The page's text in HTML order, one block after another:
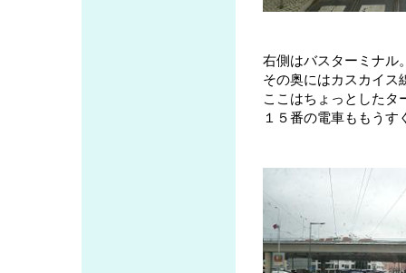
右側はバスターミナル
その奥にはカスカイス
ここはちょっとしたタ
１５番の電車ももうす